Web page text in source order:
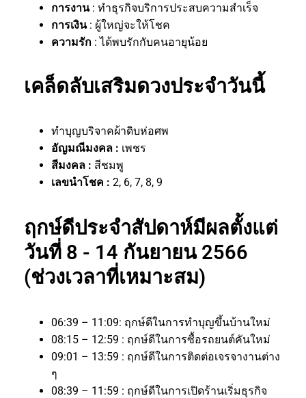
การงาน : ทำธุรกิจบริการประสบความสำเร็จ
การเงิน : ผู้ใหญ่จะให้โชค
ความรัก : ได้พบรักกับคนอายุน้อย
เคล็ดลับเสริมดวงประจำวันนี้
ทำบุญบริจาคผ้าดิบห่อศพ
อัญมณีมงคล : เพชร
สีมงคล : สีชมพู
เลขนำโชค : 2, 6, 7, 8, 9
ฤกษ์ดีประจำสัปดาห์มีผลตั้งแต่
วันที่ 8 - 14 กันยายน 2566
(ช่วงเวลาที่เหมาะสม)
06:39 – 11:09: ฤกษ์ดีในการทำบุญขึ้นบ้านใหม่
08:15 – 12:59 : ฤกษ์ดีในการซื้อรถยนต์คันใหม่
09:01 – 13:59 : ฤกษ์ดีในการติดต่อเจรจางานต่าง
ๆ
08:39 – 11:59 : ฤกษ์ดีในการเปิดร้านเริ่มธุรกิจ